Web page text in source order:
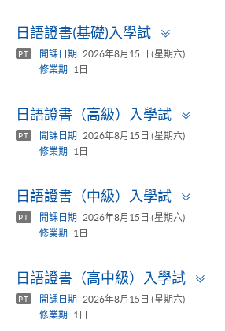
日語證書(基礎)入學試
PT 開課日期
2026年8月15日 (星期六)
修業期
1日
日語證書（高級）入學試
PT 開課日期
2026年8月15日 (星期六)
修業期
1日
日語證書（中級）入學試
PT 開課日期
2026年8月15日 (星期六)
修業期
1日
日語證書（高中級）入學試
PT 開課日期
2026年8月15日 (星期六)
修業期
1日